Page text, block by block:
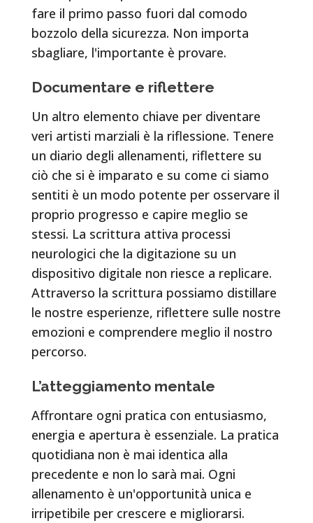
fare il primo passo fuori dal comodo
bozzolo della sicurezza. Non importa
sbagliare, l'importante è provare.
Documentare e riflettere
Un altro elemento chiave per diventare
veri artisti marziali è la riflessione. Tenere
un diario degli allenamenti, riflettere su
ciò che si è imparato e su come ci siamo
sentiti è un modo potente per osservare il
proprio progresso e capire meglio se
stessi. La scrittura attiva processi
neurologici che la digitazione su un
dispositivo digitale non riesce a replicare.
Attraverso la scrittura possiamo distillare
le nostre esperienze, riflettere sulle nostre
emozioni e comprendere meglio il nostro
percorso.
L’atteggiamento mentale
Affrontare ogni pratica con entusiasmo,
energia e apertura è essenziale. La pratica
quotidiana non è mai identica alla
precedente e non lo sarà mai. Ogni
allenamento è un'opportunità unica e
irripetibile per crescere e migliorarsi.